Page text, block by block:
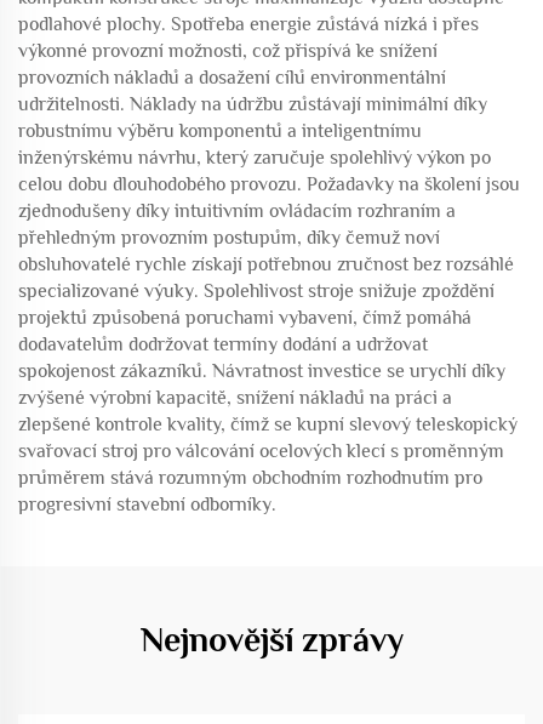
podlahové plochy. Spotřeba energie zůstává nízká i přes
výkonné provozní možnosti, což přispívá ke snížení
provozních nákladů a dosažení cílů environmentální
udržitelnosti. Náklady na údržbu zůstávají minimální díky
robustnímu výběru komponentů a inteligentnímu
inženýrskému návrhu, který zaručuje spolehlivý výkon po
celou dobu dlouhodobého provozu. Požadavky na školení jsou
zjednodušeny díky intuitivním ovládacím rozhraním a
přehledným provozním postupům, díky čemuž noví
obsluhovatelé rychle získají potřebnou zručnost bez rozsáhlé
specializované výuky. Spolehlivost stroje snižuje zpoždění
projektů způsobená poruchami vybavení, čímž pomáhá
dodavatelům dodržovat termíny dodání a udržovat
spokojenost zákazníků. Návratnost investice se urychlí díky
zvýšené výrobní kapacitě, snížení nákladů na práci a
zlepšené kontrole kvality, čímž se kupní slevový teleskopický
svařovací stroj pro válcování ocelových klecí s proměnným
průměrem stává rozumným obchodním rozhodnutím pro
progresivní stavební odborníky.
Nejnovější zprávy